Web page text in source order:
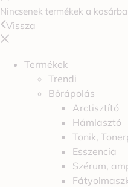
Nincsenek termékek a
Vissza
Termékek
Trendi
Bőrápolás
Arctisztító
Hámlasztó
Tonik,
Esszencia
Szérum,